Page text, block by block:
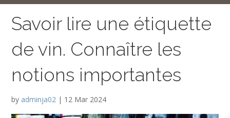
Savoir lire une étiquette
de vin. Connaître les
notions importantes
by adminja02 | 12 Mar 2024